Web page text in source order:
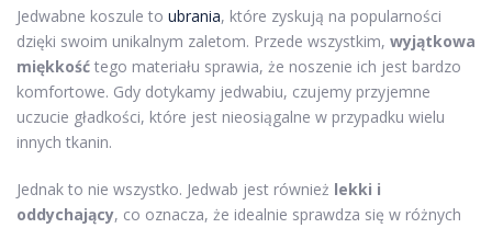
Jedwabne koszule to ubrania, które zyskują na popularności
dzięki swoim unikalnym zaletom. Przede wszystkim, wyjątkowa
miękkość tego materiału sprawia, że noszenie ich jest bardzo
komfortowe. Gdy dotykamy jedwabiu, czujemy przyjemne
uczucie gładkości, które jest nieosiągalne w przypadku wielu
innych tkanin.
Jednak to nie wszystko. Jedwab jest również lekki i
oddychający, co oznacza, że idealnie sprawdza się w różnych